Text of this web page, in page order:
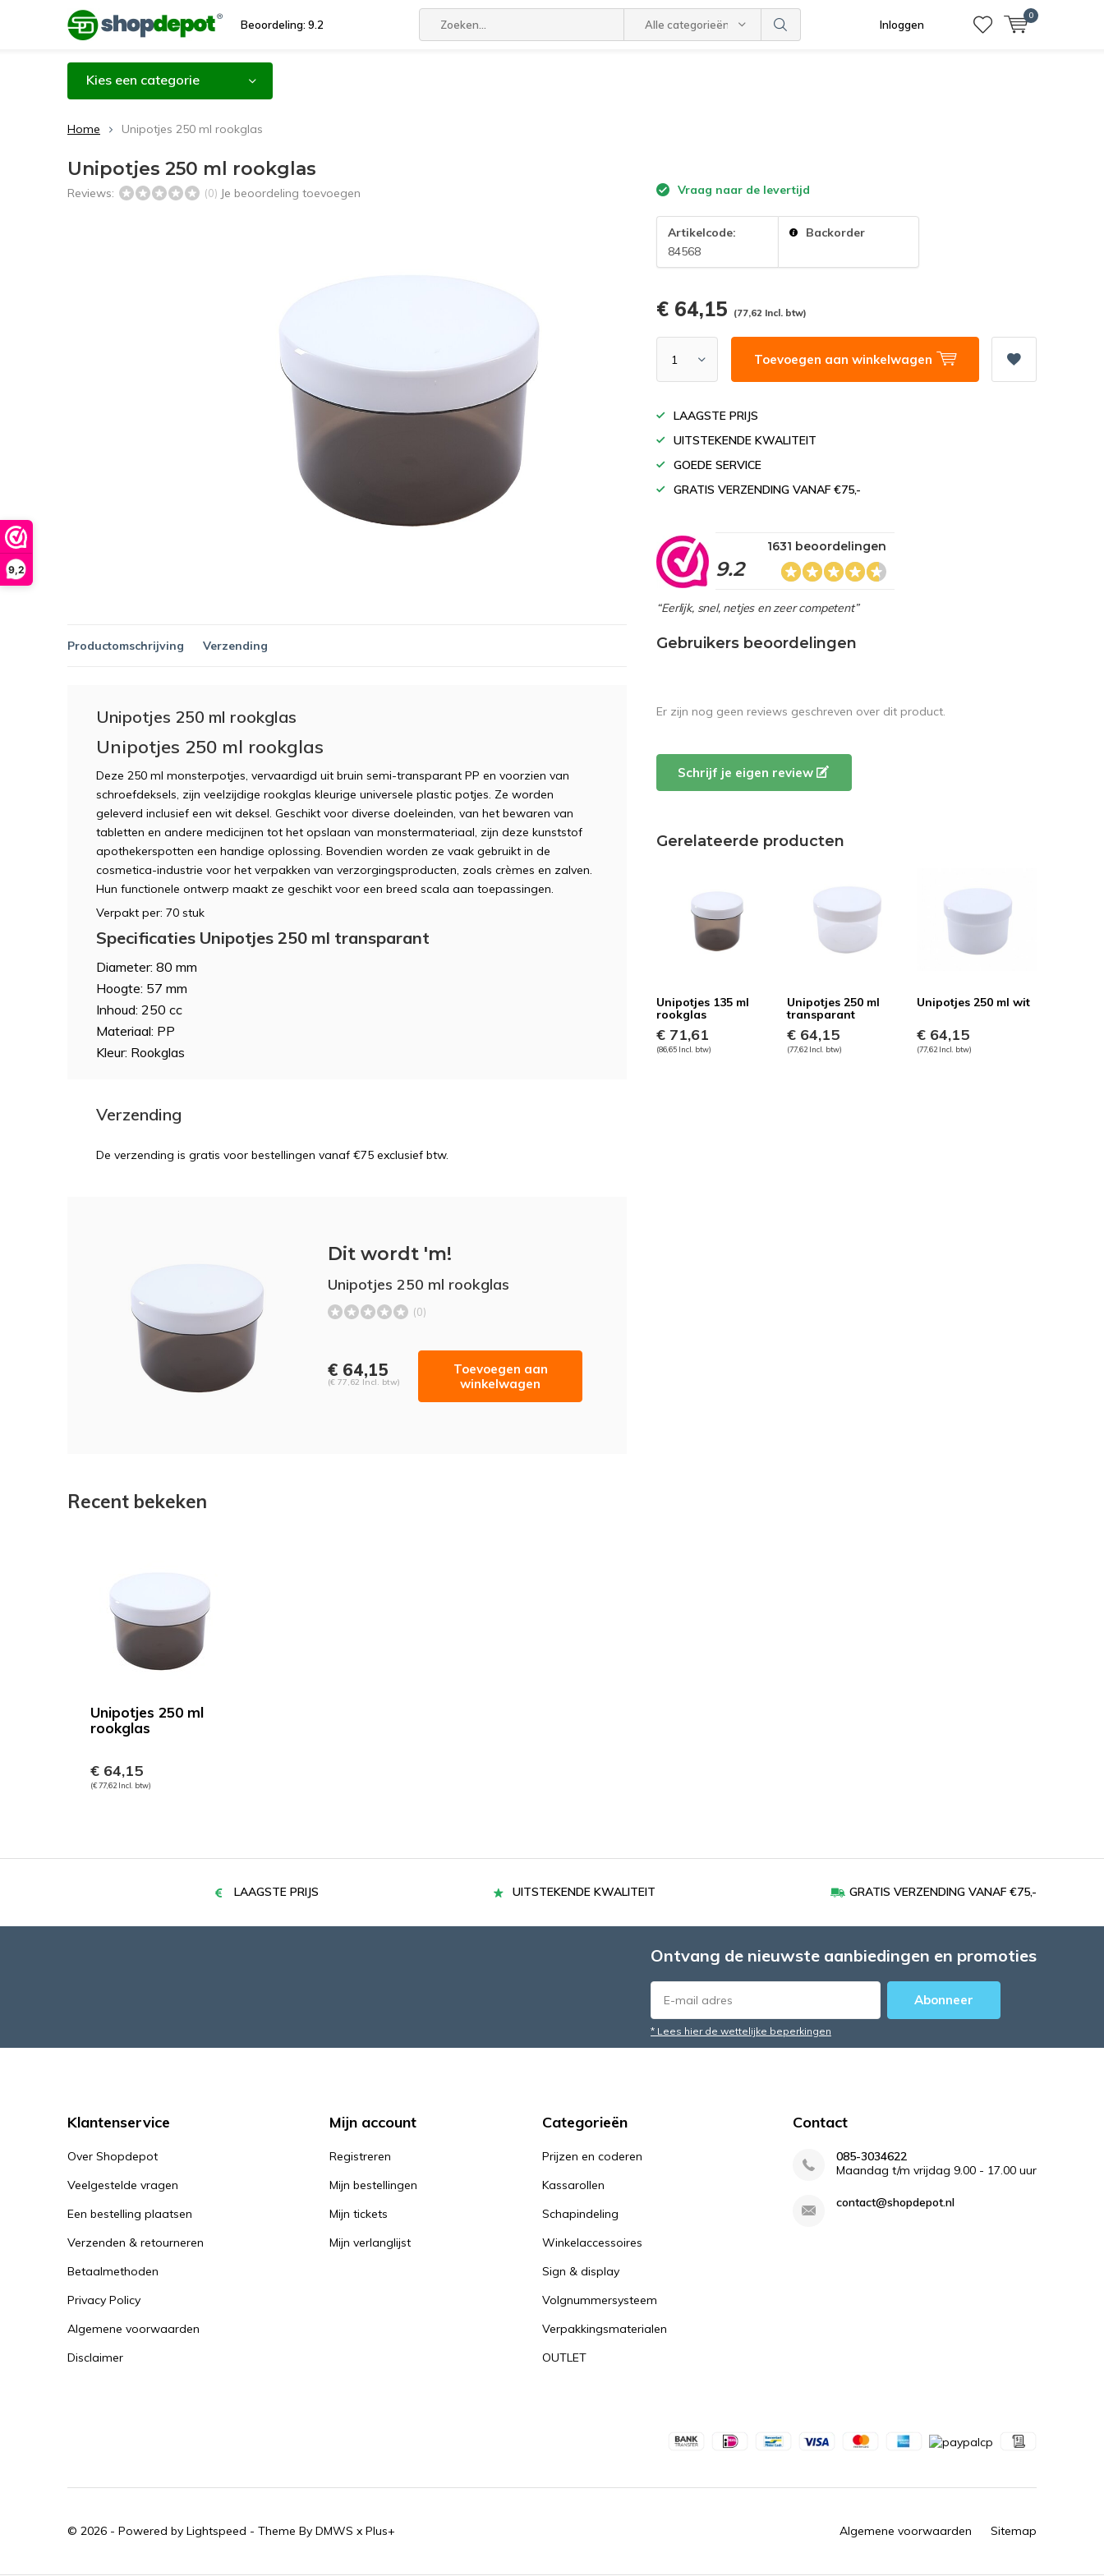
9,2
Beoordeling: 9.2 Alle categorieën Inloggen
0
Kies een categorie
Home Unipotjes 250 ml rookglas
Unipotjes 250 ml rookglas
Reviews: (0) Je beoordeling toevoegen Vraag naar de levertijd
Artikelcode:
84568
Backorder
€ 64,15 (77,62 Incl. btw)
Toevoegen aan winkelwagen
LAAGSTE PRIJS
UITSTEKENDE KWALITEIT
GOEDE SERVICE
GRATIS VERZENDING VANAF €75,-
9.2
1631 beoordelingen
“Eerlijk, snel, netjes en zeer competent”
Productomschrijving Verzending
Unipotjes 250 ml rookglas
Unipotjes 250 ml rookglas
Deze 250 ml monsterpotjes, vervaardigd uit bruin semi-transparant PP en voorzien van
schroefdeksels, zijn veelzijdige rookglas kleurige universele plastic potjes. Ze worden
geleverd inclusief een wit deksel. Geschikt voor diverse doeleinden, van het bewaren van
tabletten en andere medicijnen tot het opslaan van monstermateriaal, zijn deze kunststof
apothekerspotten een handige oplossing. Bovendien worden ze vaak gebruikt in de
cosmetica-industrie voor het verpakken van verzorgingsproducten, zoals crèmes en zalven.
Hun functionele ontwerp maakt ze geschikt voor een breed scala aan toepassingen.
Verpakt per: 70 stuk
Specificaties Unipotjes 250 ml transparant
Diameter: 80 mm
Hoogte: 57 mm
Inhoud: 250 cc
Materiaal: PP
Kleur: Rookglas
Verzending
De verzending is gratis voor bestellingen vanaf €75 exclusief btw.
Dit wordt 'm!
Unipotjes 250 ml rookglas
(0)
€ 64,15
(€ 77,62 Incl. btw)
Toevoegen aan
winkelwagen
Gebruikers beoordelingen
Er zijn nog geen reviews geschreven over dit product.
Schrijf je eigen review
Gerelateerde producten
Unipotjes 135 ml
rookglas
€ 71,61
(86,65 Incl. btw)
Unipotjes 250 ml
transparant
€ 64,15
(77,62 Incl. btw)
Unipotjes 250 ml wit
€ 64,15
(77,62 Incl. btw)
Recent bekeken
Unipotjes 250 ml
rookglas
€ 64,15
(€ 77,62 Incl. btw)
LAAGSTE PRIJS UITSTEKENDE KWALITEIT GRATIS VERZENDING VANAF €75,-
Ontvang de nieuwste aanbiedingen en promoties
Abonneer
* Lees hier de wettelijke beperkingen
Klantenservice
Over Shopdepot
Veelgestelde vragen
Een bestelling plaatsen
Verzenden & retourneren
Betaalmethoden
Privacy Policy
Algemene voorwaarden
Disclaimer
Mijn account
Registreren
Mijn bestellingen
Mijn tickets
Mijn verlanglijst
Categorieën
Prijzen en coderen
Kassarollen
Schapindeling
Winkelaccessoires
Sign & display
Volgnummersysteem
Verpakkingsmaterialen
OUTLET
Contact
085-3034622
Maandag t/m vrijdag 9.00 - 17.00 uur
contact@shopdepot.nl
© 2026 - Powered by Lightspeed - Theme By DMWS x Plus+ Algemene voorwaarden Sitemap